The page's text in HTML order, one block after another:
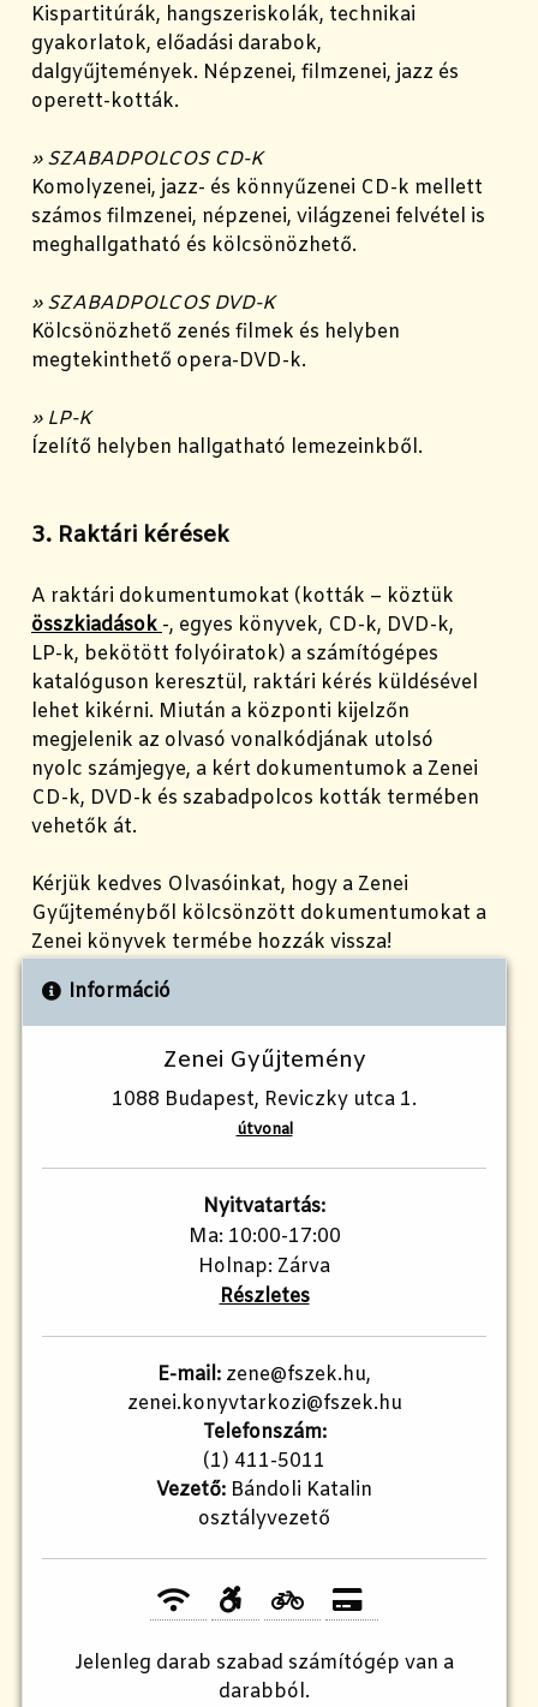
Kispartitúrák, hangszeriskolák, technikai
gyakorlatok, előadási darabok,
dalgyűjtemények. Népzenei, filmzenei, jazz és
operett-kották.
» SZABADPOLCOS CD-K
Komolyzenei, jazz- és könnyűzenei CD-k mellett
számos filmzenei, népzenei, világzenei felvétel is
meghallgatható és kölcsönözhető.
» SZABADPOLCOS DVD-K
Kölcsönözhető zenés filmek és helyben
megtekinthető opera-DVD-k.
» LP-K
Ízelítő helyben hallgatható lemezeinkből.
3. Raktári kérések
A raktári dokumentumokat (kották – köztük
összkiadások -, egyes könyvek, CD-k, DVD-k,
LP-k, bekötött folyóiratok) a számítógépes
katalóguson keresztül, raktári kérés küldésével
lehet kikérni. Miután a központi kijelzőn
megjelenik az olvasó vonalkódjának utolsó
nyolc számjegye, a kért dokumentumok a Zenei
CD-k, DVD-k és szabadpolcos kották termében
vehetők át.
Kérjük kedves Olvasóinkat, hogy a Zenei
Gyűjteményből kölcsönzött dokumentumokat a
Zenei könyvek termébe hozzák vissza!
Információ
Zenei Gyűjtemény
1088 Budapest, Reviczky utca 1.
útvonal
Nyitvatartás:
Ma: 10:00-17:00
Holnap: Zárva
Részletes
E-mail: zene@fszek.hu,
zenei.konyvtarkozi@fszek.hu
Telefonszám:
(1) 411-5011
Vezető: Bándoli Katalin
osztályvezető
Jelenleg darab szabad számítógép van a
darabból.